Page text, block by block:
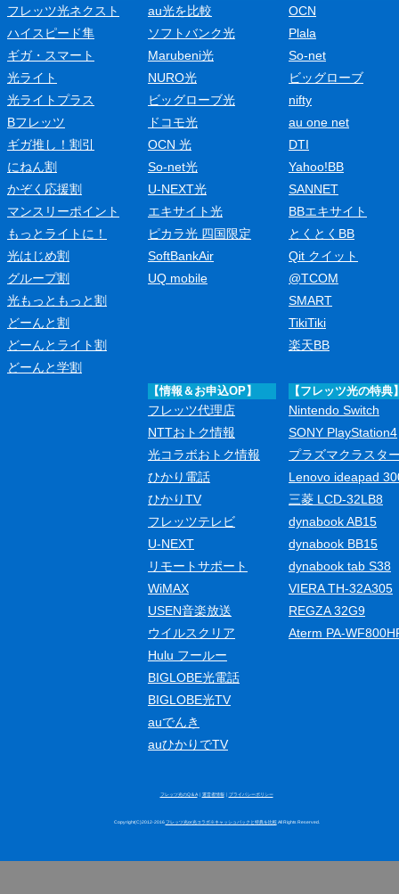
フレッツ光ネクスト
ハイスピード隼
ギガ・スマート
光ライト
光ライトプラス
Bフレッツ
ギガ推し！割引
にねん割
かぞく応援割
マンスリーポイント
もっとライトに！
光はじめ割
グループ割
光もっともっと割
どーんと割
どーんとライト割
どーんと学割
au光を比較
ソフトバンク光
Marubeni光
NURO光
ビッグローブ光
ドコモ光
OCN 光
So-net光
U-NEXT光
エキサイト光
ピカラ光 四国限定
SoftBankAir
UQ mobile
OCN
Plala
So-net
ビッグローブ
nifty
au one net
DTI
Yahoo!BB
SANNET
BBエキサイト
とくとくBB
Qit クイット
@TCOM
SMART
TikiTiki
楽天BB
【情報＆お申込OP】
フレッツ代理店
NTTおトク情報
光コラボおトク情報
ひかり電話
ひかりTV
フレッツテレビ
U-NEXT
リモートサポート
WiMAX
USEN音楽放送
ウイルスクリア
Hulu フールー
BIGLOBE光電話
BIGLOBE光TV
auでんき
auひかりでTV
【フレッツ光の特典
Nintendo Switch
SONY PlayStation4
プラズマクラスタ
Lenovo ideapad
三菱 LCD-32LB8
dynabook AB15
dynabook BB15
dynabook tab S38
VIERA TH-32A305
REGZA 32G9
Aterm PA-
フレッツ光のQ＆A｜ 運営者情報｜ プライバシーポリシー
Copyright(C)2012-2016フレッツ光or光コラボ※キャッシュバックと特典を比較 All Rights Reserved.